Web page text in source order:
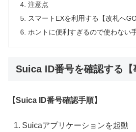
注意点
スマートEXを利用する【改札へGO
ホントに便利すぎるので使わない
Suica ID番号を確認する【
【Suica ID番号確認手順】
Suicaアプリケーションを起動